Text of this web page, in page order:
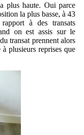
plus haute. Oui parce
la plus basse, à 43
à des transats
on est assis sur le
transat prennent alors
plusieurs reprises que